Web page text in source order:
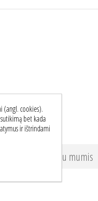
Susisiekite su mumis
(angl. cookies).
bet kada
ir ištrindami